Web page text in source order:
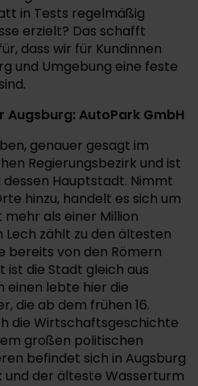
in Tests regelmäßig
erzielt? Das schafft
dass wir für Kundinnen
und Umgebung eine feste
Augsburg: AutoPark GmbH
genauer gesagt im
Regierungsbezirk und ist
Hauptstadt. Nimmt
hinzu, handelt es sich um
als einer Million
Lech zählt zu den ältesten
bereits von den Römern
die Stadt gleich aus
einen lebte hier die
die ab dem frühen 16.
die Wirtschaftsgeschichte
großen politischen
befindet sich in Augsburg
und der älteste Wasserturm